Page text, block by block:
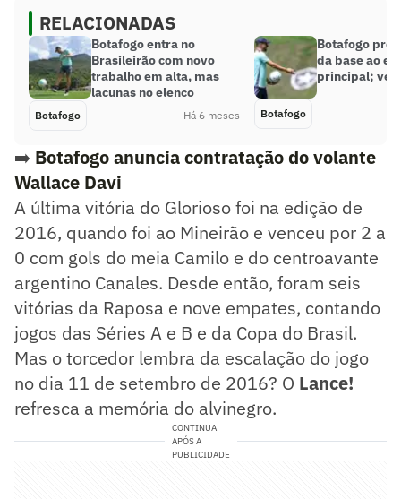
RELACIONADAS
Botafogo entra no
Brasileirão com novo
trabalho em alta, mas
lacunas no elenco
Botafogo Há 6 meses
Botafogo
da base ao
principal;
Botafogo
➡️ Botafogo anuncia contratação do volante
Wallace Davi
A última vitória do Glorioso foi na edição de
2016, quando foi ao Mineirão e venceu por 2 a
0 com gols do meia Camilo e do centroavante
argentino Canales. Desde então, foram seis
vitórias da Raposa e nove empates, contando
jogos das Séries A e B e da Copa do Brasil.
Mas o torcedor lembra da escalação do jogo
no dia 11 de setembro de 2016? O Lance!
refresca a memória do alvinegro.
CONTINUA
APÓS A
PUBLICIDADE